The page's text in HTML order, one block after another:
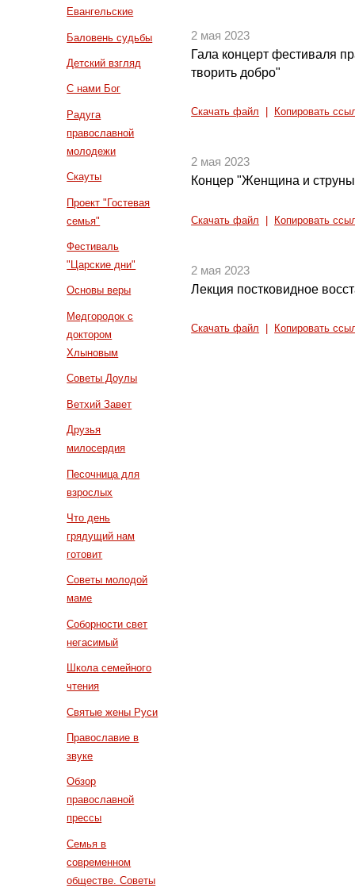
Евангельские
Баловень судьбы
Детский взгляд
С нами Бог
Радуга
православной
молодежи
Скауты
Проект "Гостевая
семья"
Фестиваль
"Царские дни"
Основы веры
Медгородок с
доктором
Хлыновым
Советы Доулы
Ветхий Завет
Друзья
милосердия
Песочница для
взрослых
Что день
грядущий нам
готовит
Советы молодой
маме
Соборности свет
негасимый
Школа семейного
чтения
Святые жены Руси
Православие в
звуке
Обзор
православной
прессы
Семья в
современном
обществе. Советы
2 мая 2023
Гала концерт фестиваля
творить добро"
Скачать файл Копировать
2 мая 2023
Концер "Женщина и
Скачать файл Копировать
2 мая 2023
Лекция постковидное
Скачать файл Копировать